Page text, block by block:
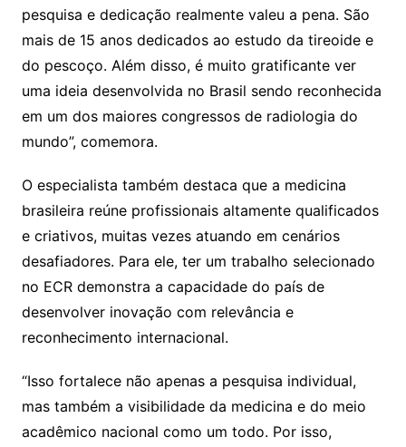
pesquisa e dedicação realmente valeu a pena. São
mais de 15 anos dedicados ao estudo da tireoide e
do pescoço. Além disso, é muito gratificante ver
uma ideia desenvolvida no Brasil sendo reconhecida
em um dos maiores congressos de radiologia do
mundo”, comemora.
O especialista também destaca que a medicina
brasileira reúne profissionais altamente qualificados
e criativos, muitas vezes atuando em cenários
desafiadores. Para ele, ter um trabalho selecionado
no ECR demonstra a capacidade do país de
desenvolver inovação com relevância e
reconhecimento internacional.
“Isso fortalece não apenas a pesquisa individual,
mas também a visibilidade da medicina e do meio
acadêmico nacional como um todo. Por isso,